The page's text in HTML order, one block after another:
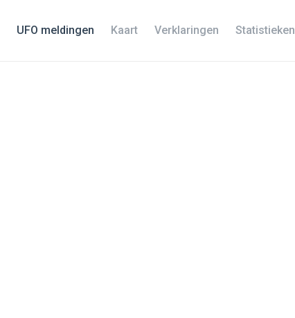
UFO meldingen Kaart Verklaringen Statistieken